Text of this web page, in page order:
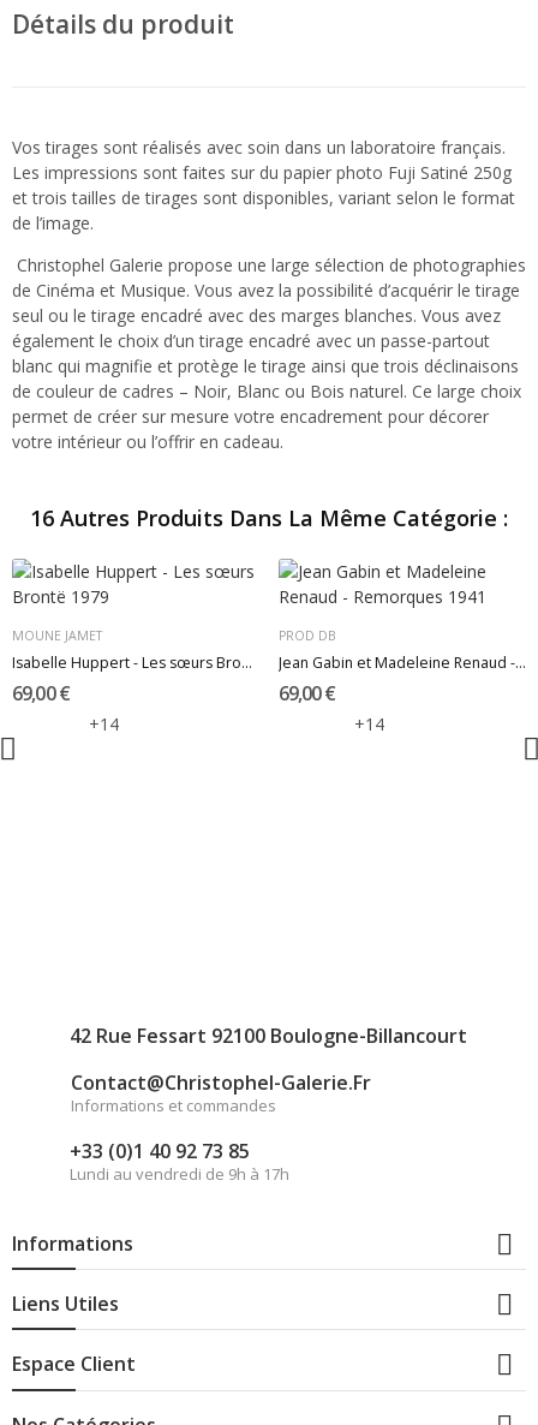
Détails du produit
Vos tirages sont réalisés avec soin dans un laboratoire français.
Les impressions sont faites sur du papier photo Fuji Satiné 250g
et trois tailles de tirages sont disponibles, variant selon le format
de l’image.
Christophel Galerie propose une large sélection de photographies
de Cinéma et Musique. Vous avez la possibilité d’acquérir le tirage
seul ou le tirage encadré avec des marges blanches. Vous avez
également le choix d’un tirage encadré avec un passe-partout
blanc qui magnifie et protège le tirage ainsi que trois déclinaisons
de couleur de cadres – Noir, Blanc ou Bois naturel. Ce large choix
permet de créer sur mesure votre encadrement pour décorer
votre intérieur ou l’offrir en cadeau.
16 Autres Produits Dans La Même Catégorie :
MOUNE JAMET
Isabelle Huppert - Les sœurs Brontë 1979
69,00 €
+14
PROD DB
Jean Gabin et Madeleine Renaud - Remorques 1941
69,00 €
+14
42 Rue Fessart 92100 Boulogne-Billancourt
Contact@christophel-Galerie.fr
Informations et commandes
+33 (0)1 40 92 73 85
Lundi au vendredi de 9h à 17h
Informations 
Liens Utiles 
Espace Client 